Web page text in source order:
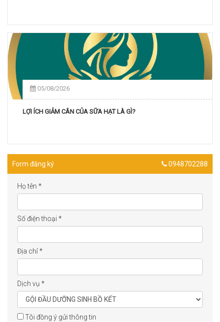
05/08/2026
LỢI ÍCH GIẢM CÂN CỦA SỮA HẠT LÀ GÌ?
Form đăng ký 0948702288
Họ tên *
Số điện thoại *
Địa chỉ*
Dịch vụ *
Tôi đồng ý gửi thông tin